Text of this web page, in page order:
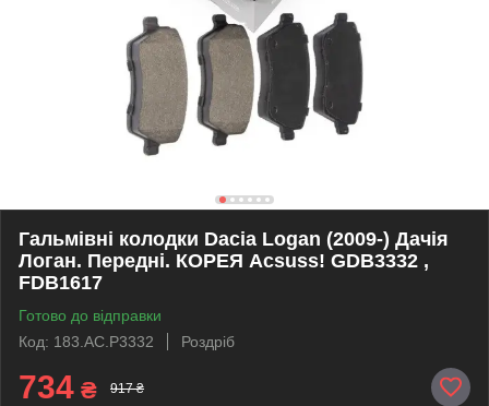
Гальмівні колодки Dacia Logan (2009-) Дачія
Логан. Передні. КОРЕЯ Acsuss! GDB3332 ,
FDB1617
Готово до відправки
Код: 183.AC.P3332
Роздріб
734 ₴ 917 ₴